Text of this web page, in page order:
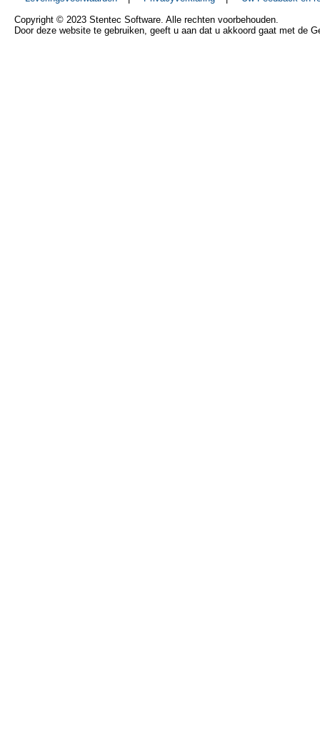
Copyright © 2023 Stentec Software. Alle rechten voorbehouden.
Door deze website te gebruiken, geeft u aan dat u akkoord gaat met de